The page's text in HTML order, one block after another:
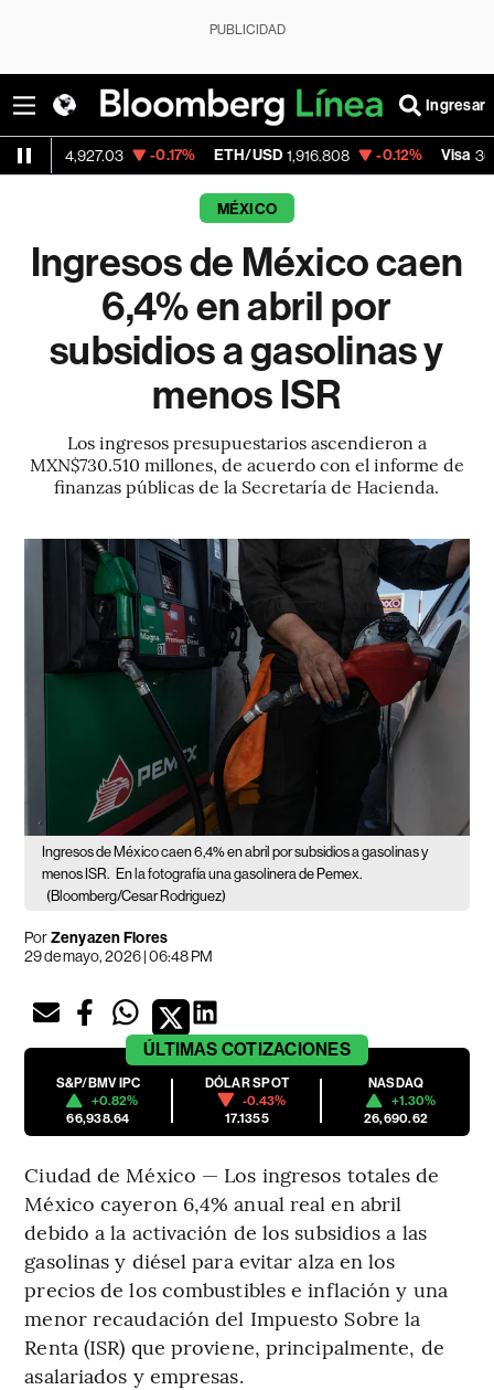
PUBLICIDAD
Ingresar
-0.17% ETH/USD 1,916.808 -0.12% Visa 362.50 -
MÉXICO
Ingresos de México caen
6,4% en abril por
subsidios a gasolinas y
menos ISR
Los ingresos presupuestarios ascendieron a
MXN$730.510 millones, de acuerdo con el informe de
finanzas públicas de la Secretaría de Hacienda.
Ingresos de México caen 6,4% en abril por subsidios a gasolinas y
menos ISR. En la fotografía una gasolinera de Pemex.
(Bloomberg/Cesar Rodriguez)
PorZenyazen Flores
29 de mayo, 2026 | 06:48 PM
ÚLTIMAS COTIZACIONES
S&P/BMV IPC
+0.82%
66,938.64
DÓLAR SPOT
-0.43%
17.1355
NASDAQ
+1.30%
26,690.62
Ciudad de México — Los ingresos totales de
México cayeron 6,4% anual real en abril
debido a la activación de los subsidios a las
gasolinas y diésel para evitar alza en los
precios de los combustibles e inflación y una
menor recaudación del Impuesto Sobre la
Renta (ISR) que proviene, principalmente, de
asalariados y empresas.